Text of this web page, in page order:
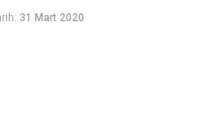
31 Mart 2020